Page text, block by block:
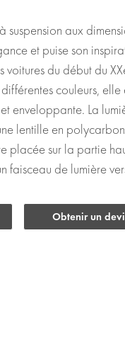
suspension aux
et puise son
voitures du début du
couleurs, elle
enveloppante. La
lentille en
placée sur la partie
faisceau de lumière
Obtenir un